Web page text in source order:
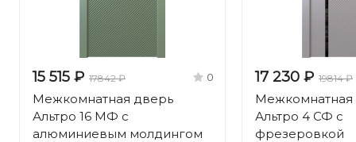
15 515 ₽ 17842 ₽ 0
Межкомнатная дверь
Альтро 16 МФ с
алюминиевым молдингом
17 230 ₽ 19814 ₽
Межкомнатная
Альтро 4 СФ с
фрезеровкой